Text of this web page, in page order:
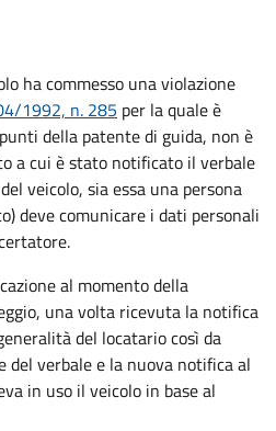
ha commesso una violazione
1992, n. 285 per la quale è
della patente di guida, non è
a cui è stato notificato il verbale
veicolo, sia essa una persona
deve comunicare i dati personali
al momento della
una volta ricevuta la notifica
del locatario così da
verbale e la nuova notifica al
in uso il veicolo in base al